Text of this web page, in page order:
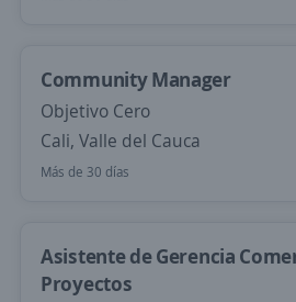
Community Manager
Objetivo Cero
Cali, Valle del Cauca
Más de 30 días
Asistente de Gerencia
Proyectos